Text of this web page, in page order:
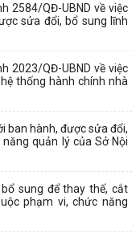
2584/QĐ-UBND về việc
sửa đổi, bổ sung lĩnh
2023/QĐ-UBND về việc
thống hành chính nhà
ban hành, được sửa đổi,
quản lý của Sở Nội
sung để thay thế, cắt
phạm vi, chức năng